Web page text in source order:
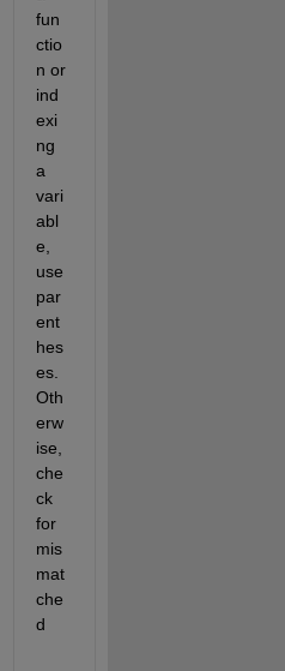
fun
ctio
n or
ind
exi
ng
a
vari
abl
e,
use
par
ent
hes
es.
Oth
erw
ise,
che
ck
for
mis
mat
che
d